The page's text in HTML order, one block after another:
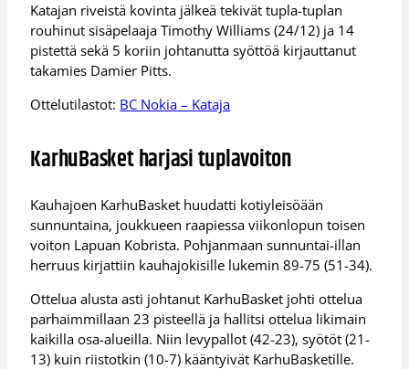
Katajan riveistä kovinta jälkeä tekivät tupla-tuplan
rouhinut sisäpelaaja Timothy Williams (24/12) ja 14
pistettä sekä 5 koriin johtanutta syöttöä kirjauttanut
takamies Damier Pitts.
Ottelutilastot: BC Nokia – Kataja
KarhuBasket harjasi tuplavoiton
Kauhajoen KarhuBasket huudatti kotiyleisöään
sunnuntaina, joukkueen raapiessa viikonlopun toisen
voiton Lapuan Kobrista. Pohjanmaan sunnuntai-illan
herruus kirjattiin kauhajokisille lukemin 89-75 (51-34).
Ottelua alusta asti johtanut KarhuBasket johti ottelua
parhaimmillaan 23 pisteellä ja hallitsi ottelua likimain
kaikilla osa-alueilla. Niin levypallot (42-23), syötöt (21-
13) kuin riistotkin (10-7) kääntyivät KarhuBasketille.